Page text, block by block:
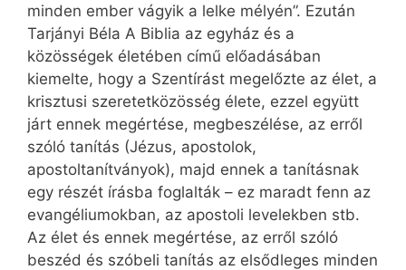
minden ember vágyik a lelke mélyén”. Ezután
Tarjányi Béla A Biblia az egyház és a
közösségek életében című előadásában
kiemelte, hogy a Szentírást megelőzte az élet, a
krisztusi szeretetközösség élete, ezzel együtt
járt ennek megértése, megbeszélése, az erről
szóló tanítás (Jézus, apostolok,
apostoltanítványok), majd ennek a tanításnak
egy részét írásba foglalták – ez maradt fenn az
evangéliumokban, az apostoli levelekben stb.
Az élet és ennek megértése, az erről szóló
beszéd és szóbeli tanítás az elsődleges minden